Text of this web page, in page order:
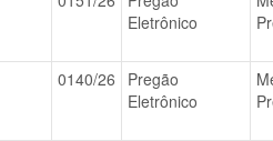
Eletrônico
0140/26
Pregão
Eletrônico